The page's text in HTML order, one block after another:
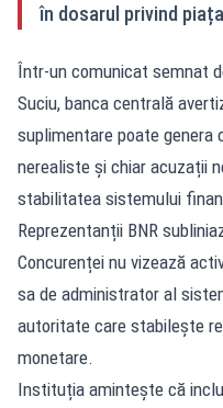
în dosarul privind
Într-un comunicat semnat
Suciu, banca centrală
suplimentare poate
nerealiste și chiar acuzații
stabilitatea sistemului
Reprezentanții BNR
Concurenței nu vizează
sa de administrator al
autoritate care stabilește
monetare.
Instituția amintește că